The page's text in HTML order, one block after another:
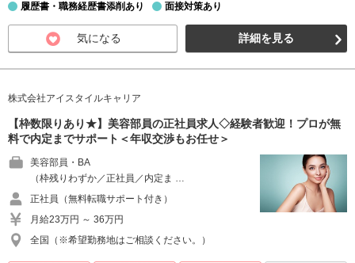
履歴書・職務経歴書添削あり 面接対策あり
気になる 詳細を見る
株式会社アイスタイルキャリア
【枠数限りあり★】美容部員の正社員求人◇経験者歓迎！プロが無
料で内定までサポート＜年収交渉もお任せ＞
美容部員・BA
（枠残りわずか／正社員／内定ま …
正社員（無料転職サポート付き）
月給23万円 ～ 36万円
全国（※希望勤務地はご相談ください。）